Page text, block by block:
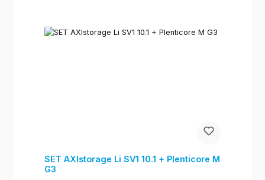
SET AXIstorage Li SV1 10.1 + Plenticore M
G3